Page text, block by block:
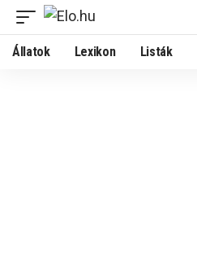
Állatok Lexikon Listák